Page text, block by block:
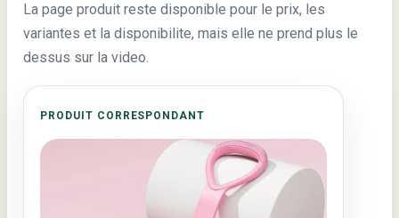
La page produit reste disponible pour le prix, les
variantes et la disponibilite, mais elle ne prend plus le
dessus sur la video.
PRODUIT CORRESPONDANT